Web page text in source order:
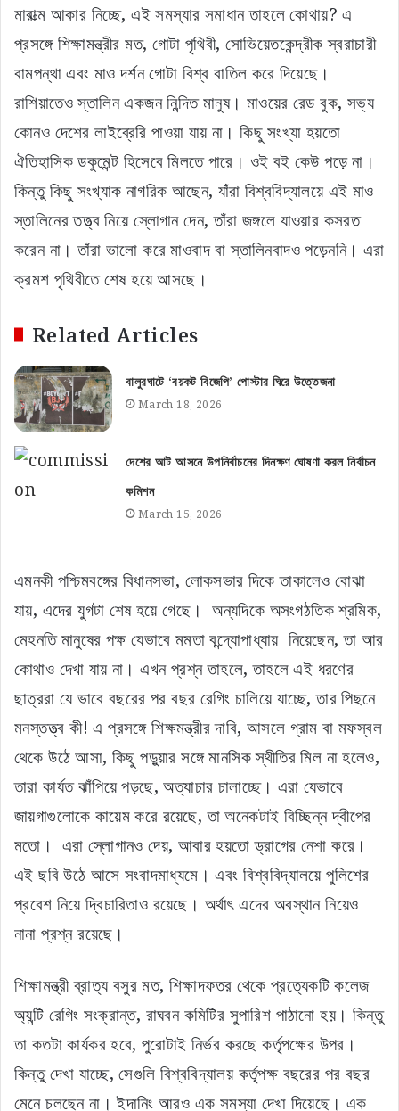
মারাত্ম আকার নিচ্ছে, এই সমস্যার সমাধান তাহলে কোথায়? এ
প্রসঙ্গে শিক্ষামন্ত্রীর মত, গোটা পৃথিবী, সোভিয়েতকেন্দ্রীক স্বরাচারী
বামপন্থা এবং মাও দর্শন গোটা বিশ্ব বাতিল করে দিয়েছে।
রাশিয়াতেও স্তালিন একজন নিন্দিত মানুষ। মাওয়ের রেড বুক, সভ্য
কোনও দেশের লাইব্রেরি পাওয়া যায় না। কিছু সংখ্যা হয়তো
ঐতিহাসিক ডকুমেন্ট হিসেবে মিলতে পারে। ওই বই কেউ পড়ে না।
কিন্তু কিছু সংখ্যাক নাগরিক আছেন, যাঁরা বিশ্ববিদ্যালয়ে এই মাও
স্তালিনের তত্ত্ব নিয়ে স্লোগান দেন, তাঁরা জঙ্গলে যাওয়ার কসরত
করেন না। তাঁরা ভালো করে মাওবাদ বা স্তালিনবাদও পড়েননি। এরা
ক্রমশ পৃথিবীতে শেষ হয়ে আসছে।
Related Articles
বালুরঘাটে ‘বয়কট বিজেপি’ পোস্টার ঘিরে উত্তেজনা
March 18, 2026
দেশের আট আসনে উপনির্বাচনের দিনক্ষণ ঘোষণা করল নির্বাচন
কমিশন
March 15, 2026
এমনকী পশ্চিমবঙ্গের বিধানসভা, লোকসভার দিকে তাকালেও বোঝা
যায়, এদের যুগটা শেষ হয়ে গেছে। অন্যদিকে অসংগঠতিক শ্রমিক,
মেহনতি মানুষের পক্ষ যেভাবে মমতা বন্দ্যোপাধ্যায় নিয়েছেন, তা আর
কোথাও দেখা যায় না। এখন প্রশ্ন তাহলে, তাহলে এই ধরণের
ছাত্ররা যে ভাবে বছরের পর বছর রেগিং চালিয়ে যাচ্ছে, তার পিছনে
মনস্তত্ত্ব কী! এ প্রসঙ্গে শিক্ষমন্ত্রীর দাবি, আসলে গ্রাম বা মফস্বল
থেকে উঠে আসা, কিছু পড়ুয়ার সঙ্গে মানসিক স্থীতির মিল না হলেও,
তারা কার্যত ঝাঁপিয়ে পড়ছে, অত্যাচার চালাচ্ছে। এরা যেভাবে
জায়গাগুলোকে কায়েম করে রয়েছে, তা অনেকটাই বিচ্ছিন্ন দ্বীপের
মতো। এরা স্লোগানও দেয়, আবার হয়তো ড্রাগের নেশা করে।
এই ছবি উঠে আসে সংবাদমাধ্যমে। এবং বিশ্ববিদ্যালয়ে পুলিশের
প্রবেশ নিয়ে দ্বিচারিতাও রয়েছে। অর্থাৎ এদের অবস্থান নিয়েও
নানা প্রশ্ন রয়েছে।
শিক্ষামন্ত্রী ব্রাত্য বসুর মত, শিক্ষাদফতর থেকে প্রত্যেকটি কলেজ
অ্যন্টি রেগিং সংক্রান্ত, রাঘবন কমিটির সুপারিশ পাঠানো হয়। কিন্তু
তা কতটা কার্যকর হবে, পুরোটাই নির্ভর করছে কর্তৃপক্ষের উপর।
কিন্তু দেখা যাচ্ছে, সেগুলি বিশ্ববিদ্যালয় কর্তৃপক্ষ বছরের পর বছর
মেনে চলছেন না। ইদানিং আরও এক সমস্যা দেখা দিয়েছে। এক